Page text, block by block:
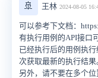
🚢 王林 2024-08-05
可以参考下文档：
有执行用例的API接口
已经执行后的用例执
次获取最新的执行结果
另外，请不要在多个位